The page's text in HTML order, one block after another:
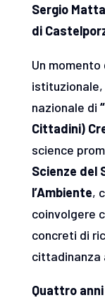
Sergio
di
Un
istituzionale,
nazionale di
Cittadini)
science
Scienze del
l’Ambiente,
coinvolgere
concreti di
cittadinanza
Quattro